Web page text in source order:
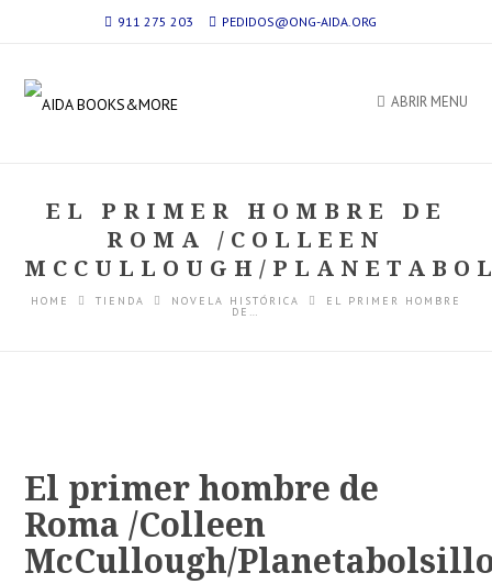
911 275 203 PEDIDOS@ONG-AIDA.ORG
ABRIR MENU
EL PRIMER HOMBRE DE
ROMA /COLLEEN
MCCULLOUGH/
HOME TIENDA NOVELA HISTÓRICA EL PRIMER HOMBRE
DE…
El primer hombre de
Roma /Colleen
McCullough/